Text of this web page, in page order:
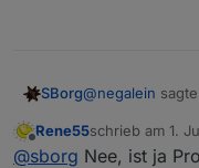
SBorg@negalein
Was muss
Offline
Rene55schrieb am 1.
zuletzt editiert
@sborg Nee, ist ja